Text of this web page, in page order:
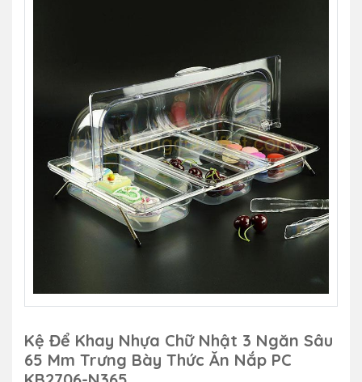
Kệ Để Khay Nhựa Chữ Nhật 3 Ngăn Sâu
65 Mm Trưng Bày Thức Ăn Nắp PC